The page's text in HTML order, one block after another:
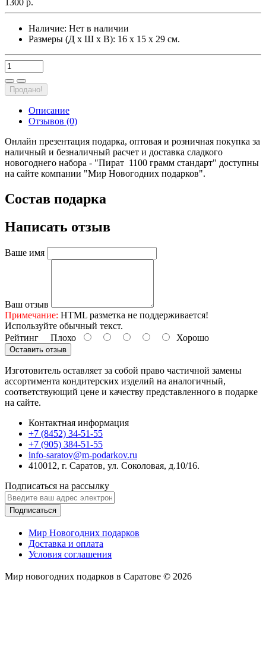
1300 р.
Наличие: Нет в наличии
Размеры (Д х Ш х В): 16 х 15 х 29 см.
Продано!
Описание
Отзывов (0)
Онлайн презентация подарка, оптовая и розничная покупка за
наличный и безналичный расчет и доставка сладкого
новогоднего набора - "Пират 1100 грамм стандарт" доступны
на сайте компании "Мир Новогодних подарков".
Состав подарка
Написать отзыв
Ваше имя
Ваш отзыв
Примечание: HTML разметка не поддерживается!
Используйте обычный текст.
Рейтинг Плохо Хорошо
Оставить отзыв
Изготовитель оставляет за собой право частичной замены
ассортимента кондитерских изделий на аналогичный,
соответствующий цене и качеству представленного в подарке
на сайте.
Контактная информация
+7 (8452) 34-51-55
+7 (905) 384-51-55
info-saratov@m-podarkov.ru
410012, г. Саратов, ул. Соколовая, д.10/16.
Подписаться на рассылку
Подписаться
Мир Новогодних подарков
Доставка и оплата
Условия соглашения
Мир новогодних подарков в Саратове © 2026